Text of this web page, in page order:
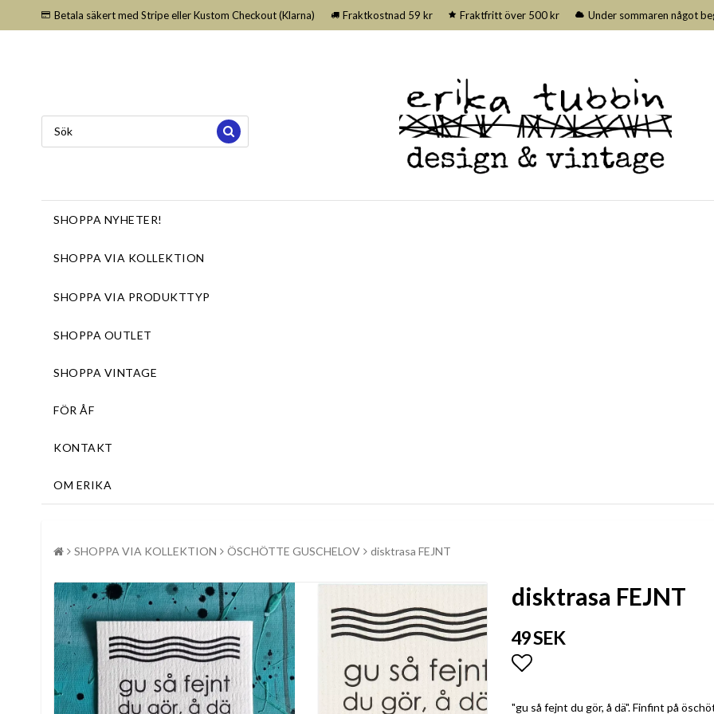
Betala säkert med Stripe eller Kustom Checkout (Klarna) Fraktkostnad 59 kr Fraktfritt över 500 kr Under sommaren något
SHOPPA NYHETER!
SHOPPA VIA KOLLEKTION
SHOPPA VIA PRODUKTTYP
SHOPPA OUTLET
SHOPPA VINTAGE
FÖR ÅF
KONTAKT
OM ERIKA
SHOPPA VIA KOLLEKTION ÖSCHÖTTE GUSCHELOV disktrasa FEJNT
disktrasa FEJNT
49 SEK
"gu så fejnt du gör, å dä". Finfint på